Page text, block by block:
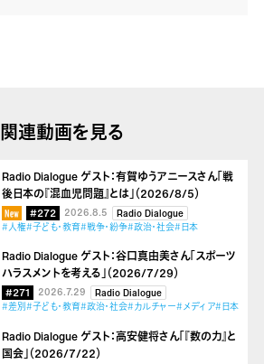
関連動画を見る
Radio Dialogue ゲスト：有賀ゆうアニースさん「戦
後日本の『混血児問題』とは」（2026/8/5）
#272 2026.8.5
Radio Dialogue
#人権#子ども・教育#戦争・紛争#政治・社会#日本
Radio Dialogue ゲスト：谷口真由美さん「スポーツ
ハラスメントを考える」（2026/7/29）
#271 2026.7.29
Radio Dialogue
#差別#子ども・教育#政治・社会#カルチャー#メディア#日本
Radio Dialogue ゲスト：高安健将さん「『数の力』と
国会」（2026/7/22）